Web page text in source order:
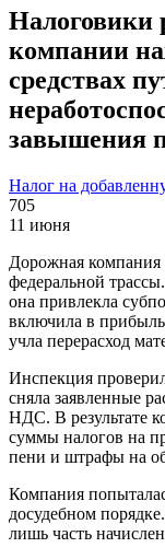
Налоговики
компании
средствах
завышения
Налог на
705
11 июня
Дорожная компания
федеральной
она привлекла
включила в
учла перерасход
Инспекция
сняла заявленные
НДС. В результате
суммы налогов на
пени и штрафы на
Компания
досудебном
лишь часть